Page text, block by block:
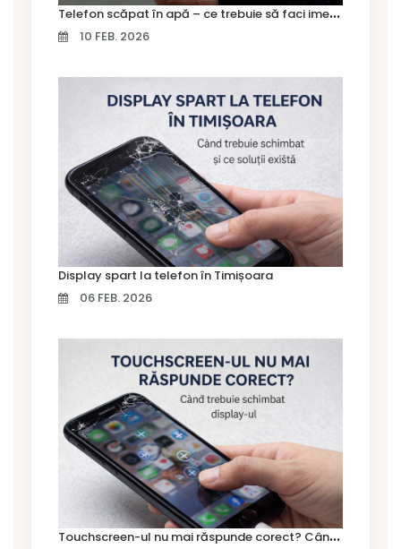
T
elefon scăpat în apă – ce trebuie să faci imediat și ce greșeli să eviți
10 FEB. 2026
Display spart la telefon în Timișoara
06 FEB. 2026
T
ouchscreen-ul nu mai răspunde corect? Când trebuie schimbat display-ul